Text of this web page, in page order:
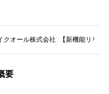
クオール株式会社 【新機能リリ
要